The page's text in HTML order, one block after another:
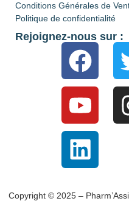
Conditions Générales de
Politique de confidentialité
Rejoignez-nous sur :
Copyright © 2025 –